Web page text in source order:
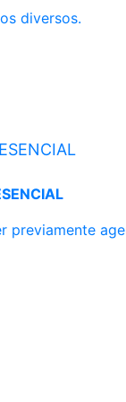
diversos.
previamente